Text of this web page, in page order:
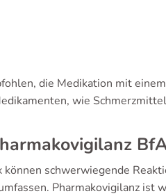
die Medikation mit
wie
schwerwiegende
Pharmakovigilanz ist